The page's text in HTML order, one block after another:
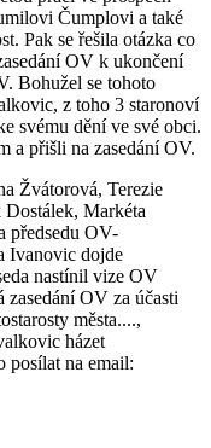
Čumplovi a také
Pak se řešila otázka co
OV k ukončení
Bohužel se tohoto
z toho 3 staronoví
svému dění ve své obci.
a přišli na zasedání OV.
Žvátorová, Terezie
Markéta
předsedu OV-
Ivanovic dojde
nastínil vize OV
zasedání OV za účasti
města....,
házet
posílat na email: